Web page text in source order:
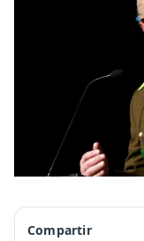
Compartir